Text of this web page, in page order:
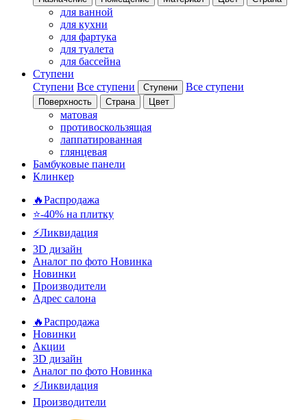
для ванной
для кухни
для фартука
для туалета
для бассейна
Ступени
Ступени Все ступени Ступени Все ступени
Поверхность Страна Цвет
матовая
противоскользящая
лаппатированная
глянцевая
Бамбуковые панели
Клинкер
🔥Распродажа
⭐-40% на плитку
⚡️Ликвидация
3D дизайн
Аналог по фото Новинка
Новинки
Производители
Адрес салона
🔥Распродажа
Новинки
Акции
3D дизайн
Аналог по фото Новинка
⚡Ликвидация
Производители